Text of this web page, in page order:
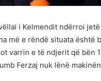
i Kelmendit ndërroi
më e rëndë situata është
varrin e të ndjerit që bën
Ferzaj nuk lënë